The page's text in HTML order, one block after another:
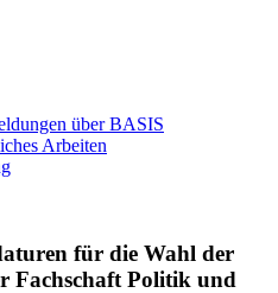
über BASIS
Arbeiten
für die Wahl der
Fachschaft Politik und